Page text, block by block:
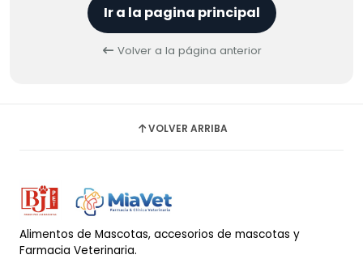
Ir a la pagina principal
Volver a la página anterior
VOLVER ARRIBA
Alimentos de Mascotas, accesorios de mascotas y
Farmacia Veterinaria.